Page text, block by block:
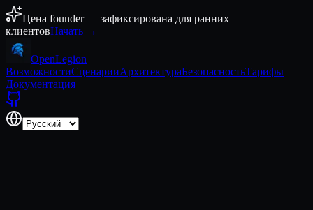
Перейти к содержимому
Цена founder — зафиксирована для ранних
клиентовНачать →
OpenLegion
ВозможностиСценарииАрхитектураБезопасностьТарифы
Документация